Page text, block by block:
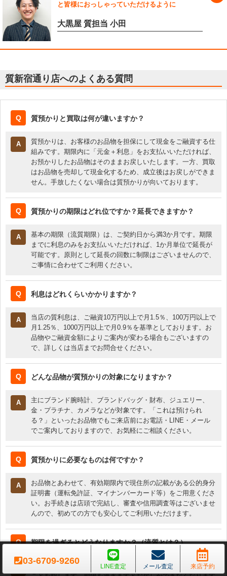
と皆様におっしゃっていただけるように
大黒屋 質担当 小田
質新宿通り店へのよくある質問
質預かりと買取は何が違いますか？
質預かりは、お客様のお品物を担保にして現金をご融資する仕
組みです。期限内に「元金＋利息」をお支払いいただければ、
お預かりしたお品物はそのままお戻しいたします。一方、買取
はお品物を売却して現金化するため、成立後はお戻しができま
せん。手放したくない場合は質預かりが向いております。
質預かりの期限はどれ位ですか？延長できますか？
基本の期限（流質期限）は、ご契約日から満3か月です。期限
までに利息のみをお支払いいただければ、1か月単位で延長が
可能です。原則として延長の回数に制限はございませんので、
ご事情に合わせてご利用ください。
利息はどれくらいかかりますか？
当店の質利息は、ご融資10万円以上で月1.5％、100万円以上で
月1.25％、1000万円以上で月0.9％を基準としております。お
品物やご融資金額によりご案内が変わる場合もございますの
で、詳しくは当店までお問合せください。
どんな品物が質預かりの対象になりますか？
主にブランド腕時計、ブランドバッグ・財布、ジュエリー、
金・プラチナ、カメラなどが対象です。「これは預けられ
る？」といったお品物でもご来店前にお電話・LINE・メール
でご案内しておりますので、お気軽にご相談ください。
質預かりに必要なものは何ですか？
お品物とあわせて、有効期限内で現住所の記載がある公的身分
証明書（運転免許証、マイナンバーカード等）をご用意くださ
い。お手続きは店頭で完結し、審査や信用調査等はございませ
んので、初めての方でも安心してご利用いただけます。
期限を過ぎるとどうなりますか？（流質とは？）
流質とは、期限を超過した場合にお品物の所有権が弊社へ移る
03-6709-9260
LINE査定 メール査定 来店予約